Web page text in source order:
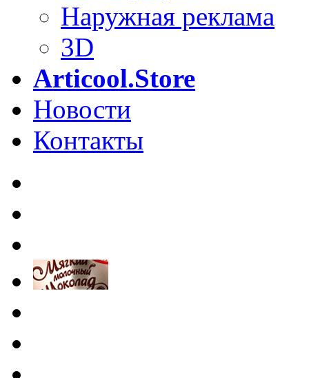
Наружная реклама
3D
Articool.Store
Новости
Контакты